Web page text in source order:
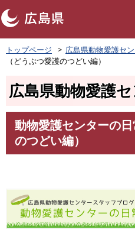
ペ
ートップページ 広島県動物愛護セ
（どうぶつ愛護のつどい編）
広島県動物愛護
動物愛護センターの
のつどい編）